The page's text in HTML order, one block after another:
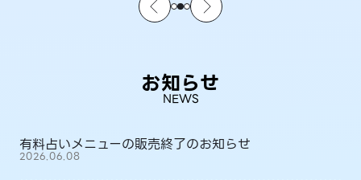
お知らせ
NEWS
有料占いメニューの販売終了のお知らせ
2026.06.08